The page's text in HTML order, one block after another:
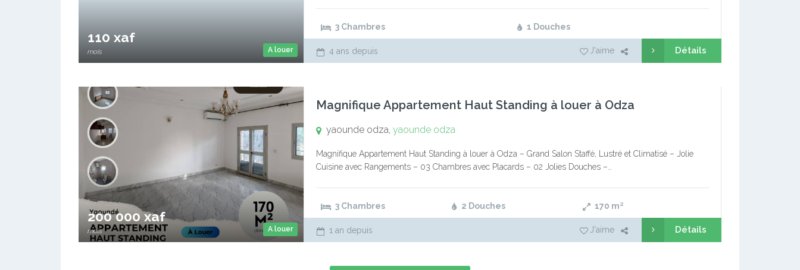
A louer
110 xaf
mois
3 Chambres 1 Douches
4 ans depuis J'aime Détails
A louer
200 000 xaf
mois
Magnifique Appartement Haut Standing à louer à Odza
yaounde odza, yaounde odza
Magnifique Appartement Haut Standing à louer à Odza – Grand Salon Staffé, Lustré et Climatisé – Jolie
Cuisine avec Rangements – 03 Chambres avec Placards – 02 Jolies Douches –…
3 Chambres 2 Douches 170 m²
1 an depuis J'aime Détails